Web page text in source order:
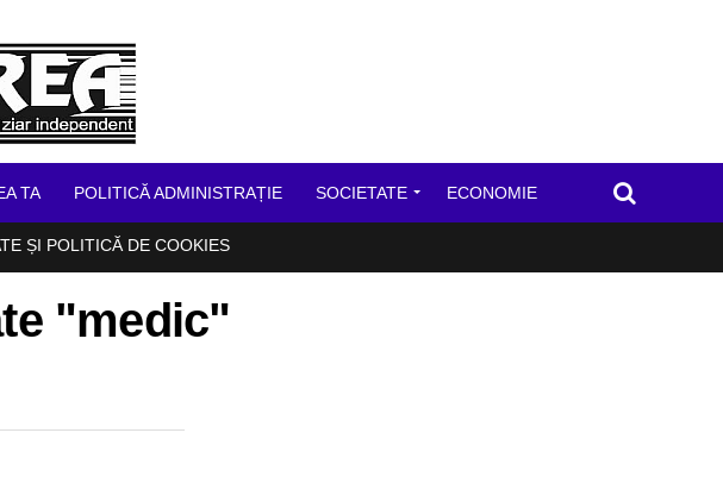
TA POLITICĂ ADMINISTRAȚIE SOCIETATE ECONOMIE
ȘI POLITICĂ DE COOKIES
"medic"